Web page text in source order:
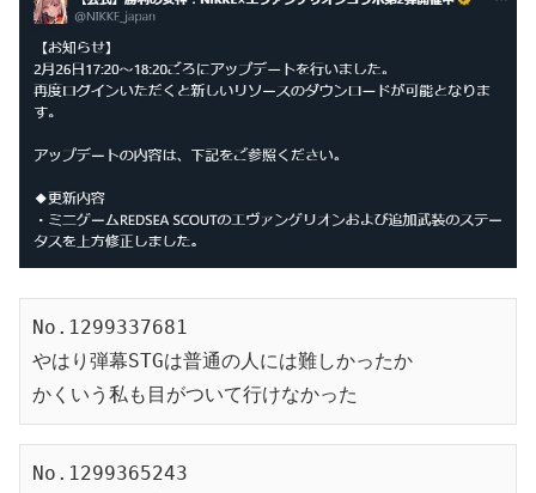
No.1299337681
やはり弾幕STGは普通の人には難しかったか
かくいう私も目がついて行けなかった
No.1299365243